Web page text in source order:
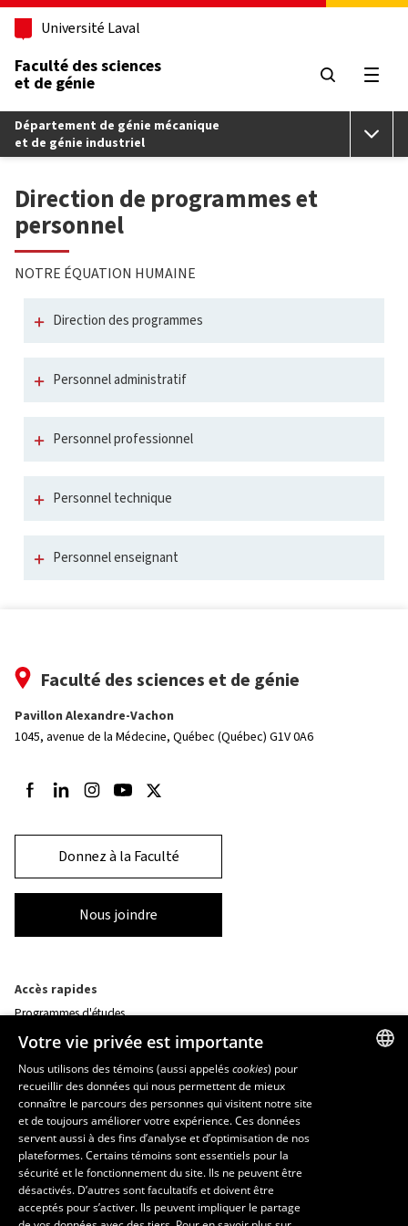
Aller au contenu principal
Université Laval
Faculté des sciences
et de génie
Département de génie mécanique
et de génie industriel
Direction de programmes et
personnel
NOTRE ÉQUATION HUMAINE
Direction des programmes
Personnel administratif
Personnel professionnel
Personnel technique
Personnel enseignant
Faculté des sciences et de génie
Pavillon Alexandre-Vachon
1045, avenue de la Médecine, Québec (Québec) G1V 0A6
Suivez-nous sur Facebook
Suivez-nous sur LinkedIn
Suivez-nous sur Instagram
Suivez-nous sur Youtube
Suivez-nous sur Twitter
Donnez à la Faculté
Nous joindre
Accès rapides
Programmes d'études
Nos départements et école
Foire aux questions
Ressources
monPortail
MESURES D'URGENCE
Composer le418 656-5555
Votre vie privée est importante
Nous utilisons des témoins (aussi appeléscookies) pour
recueillir des données qui nous permettent de mieux
connaître le parcours des personnes qui visitent notre site
et de toujours améliorer votre expérience. Ces données
servent aussi à des fins d’analyse et d’optimisation de nos
plateformes. Certains témoins sont essentiels pour la
sécurité et le fonctionnement du site. Ils ne peuvent être
désactivés. D’autres sont facultatifs et doivent être
acceptés pour s’activer. Ils peuvent impliquer le partage